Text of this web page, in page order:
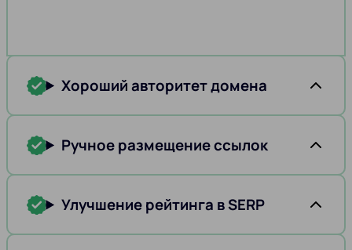
Хороший авторитет домена
Ручное размещение ссылок
Улучшение рейтинга в SERP